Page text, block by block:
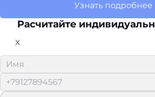
Узнать подробнее
Расчитайте
X